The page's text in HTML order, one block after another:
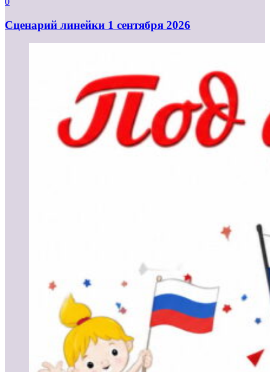
Cценарий линейки 1 сентября 2026